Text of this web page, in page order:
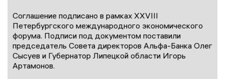
Соглашение подписано в рамках XXVIII
Петербургского международного экономического
форума. Подписи под документом поставили
председатель Совета директоров Альфа-Банка Олег
Сысуев и Губернатор Липецкой области Игорь
Артамонов.